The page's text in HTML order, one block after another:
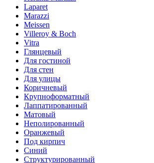
Laparet
Marazzi
Meissen
Villeroy & Boch
Vitra
Глянцевый
Для гостиной
Для стен
Для улицы
Коричневый
Крупноформатный
Лаппатированный
Матовый
Неполированный
Оранжевый
Под кирпич
Синий
Структурированный